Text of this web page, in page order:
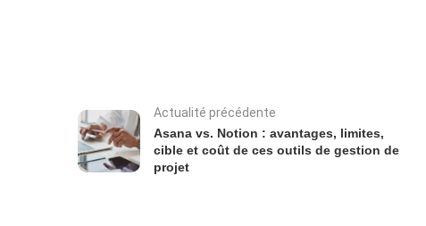
Actualité précédente
Asana vs. Notion : avantages, limites,
cible et coût de ces outils de gestion de
projet